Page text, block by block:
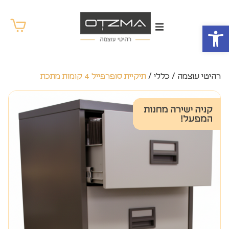
פתח סרגל נגישות
רהיטי עוצמה / כללי / תיקיית סופרפייל 4 קומות מתכת